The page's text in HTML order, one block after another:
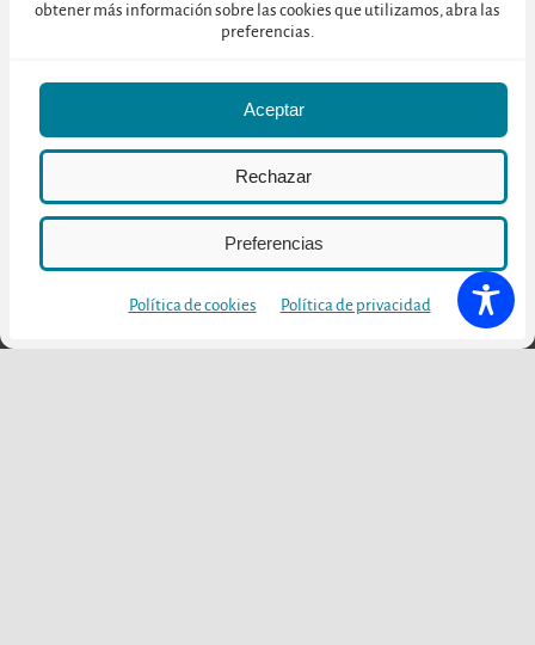
obtener más información sobre las cookies que utilizamos, abra las
preferencias.
Aceptar
Rechazar
Preferencias
Política de cookies Política de privacidad
Para mayor información, visita la web del Club del Producto
Otras publicaciones